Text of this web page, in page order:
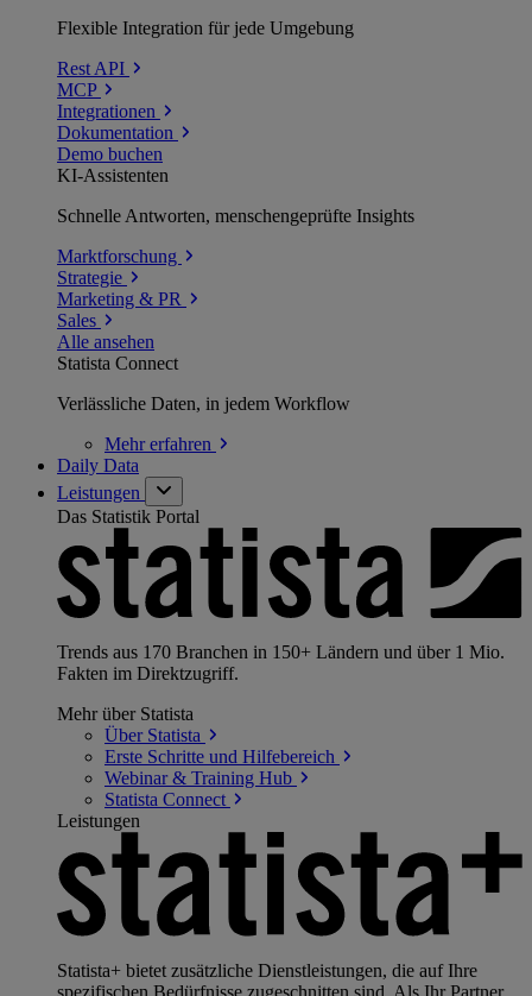
Flexible Integration für jede Umgebung
Rest API
MCP
Integrationen
Dokumentation
Demo buchen
KI-Assistenten
Schnelle Antworten, menschengeprüfte Insights
Marktforschung
Strategie
Marketing & PR
Sales
Alle ansehen
Statista Connect
Verlässliche Daten, in jedem Workflow
Mehrerfahren
Daily Data
Leistungen
Das Statistik Portal
Trends aus 170 Branchen in 150+ Ländern und über 1 Mio.
Fakten im Direktzugriff.
Mehr über Statista
Über Statista
Erste Schritte und Hilfebereich
Webinar & Training Hub
Statista Connect
Leistungen
Statista+ bietet zusätzliche Dienstleistungen, die auf Ihre
spezifischen Bedürfnisse zugeschnitten sind. Als Ihr Partner